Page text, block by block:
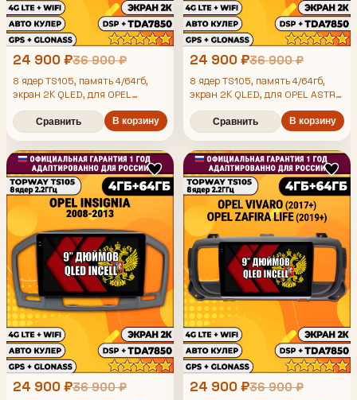
24 900 ₽36 900 ₽
8 ядер TS105, память 4/64гб,
экран 2К QLED, для OPEL
магнитола
Сравнить В корзину
24 900 ₽36 900 ₽
8 ядер TS105, память 4/64гб,
экран 2К QLED, для OPEL ASTRA
магнитола
Сравнить В корзину
24 900 ₽36 900 ₽ 24 900 ₽36 900 ₽